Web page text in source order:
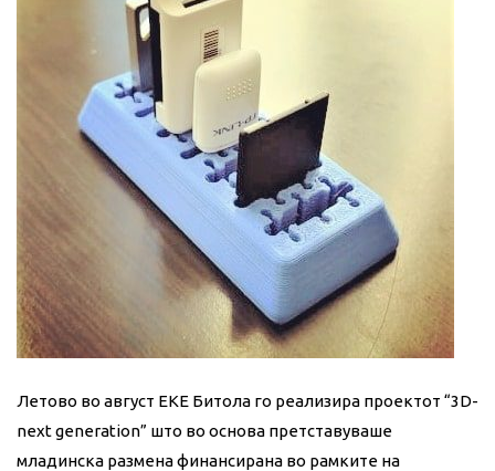
Летово во август ЕКЕ Битола го реализира проектот “3D-
next generation” што во основа претставуваше
младинска размена финансирана во рамките на